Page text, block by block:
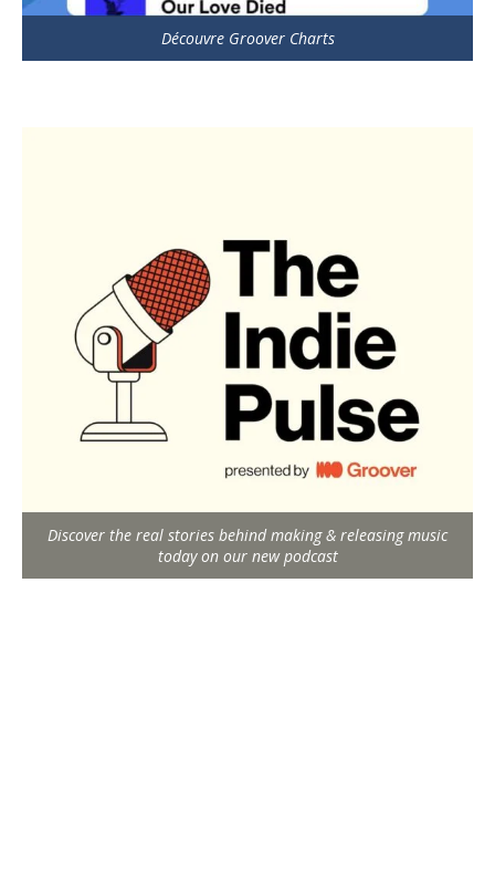
Découvre Groover Charts
Discover the real stories behind making & releasing music
today on our new podcast